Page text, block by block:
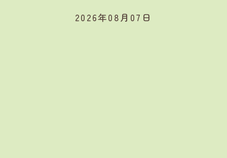
2026年08月07日